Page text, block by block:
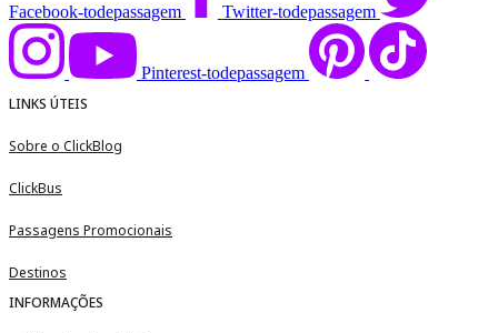
Facebook-todepassagem Twitter-todepassagem
Pinterest-todepassagem
LINKS ÚTEIS
Sobre o ClickBlog
ClickBus
Passagens Promocionais
Destinos
INFORMAÇÕES